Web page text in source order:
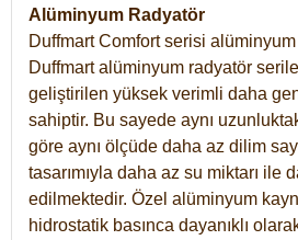
Alüminyum Radyatör
Duffmart Comfort serisi
Duffmart alüminyum radyatör
geliştirilen yüksek verimli daha
sahiptir. Bu sayede aynı
göre aynı ölçüde daha az dilim
tasarımıyla daha az su miktarı ile
edilmektedir. Özel alüminyum
hidrostatik basınca dayanıklı